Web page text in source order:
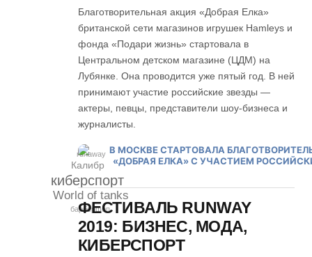
киберспорт
World of tanks
Калибр
runaway
барбершоп
Благотворительная акция «Добрая Елка»
британской сети магазинов игрушек Hamleys и
фонда «Подари жизнь» стартовала в
Центральном детском магазине (ЦДМ) на
Лубянке. Она проводится уже пятый год. В ней
принимают участие российские звезды —
актеры, певцы, представители шоу-бизнеса и
журналисты.
ФЕСТИВАЛЬ RUNWAY
2019: БИЗНЕС, МОДА,
КИБЕРСПОРТ